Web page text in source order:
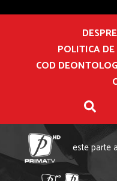
POLITICA
COD
este parte a